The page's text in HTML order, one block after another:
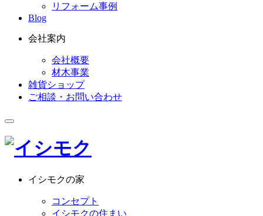
リフォーム事例
Blog
会社案内
会社概要
材木事業
雑貨ショップ
ご相談・お問い合わせ
イシモクの家
コンセプト
イシモクの住まい